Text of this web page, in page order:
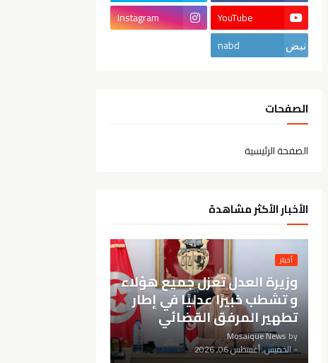
YouTube
Instagram
nabd
الصفحات
الصفحة الرئيسية
الأخبار الأكثر مشاهدة
أخبار
وزيرة العدل تعزل جميع هؤلاء
و تشطب خبيرًا عدليًا في إطار
تطهير المرفق القضائي
by
Mosaique News
-الخميس, أغسطس 06, 2026